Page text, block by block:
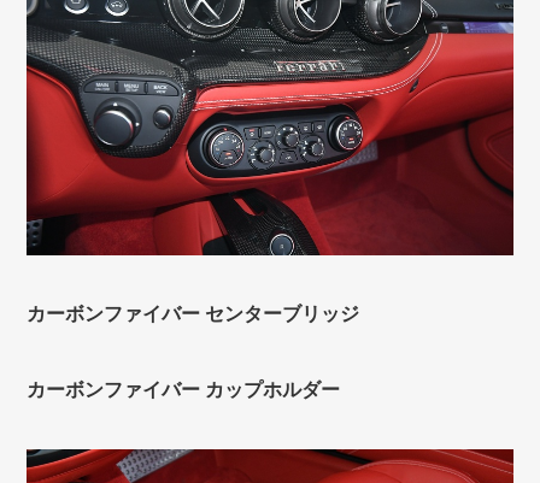
カーボンファイバー センターブリッジ
カーボンファイバー カップホルダー